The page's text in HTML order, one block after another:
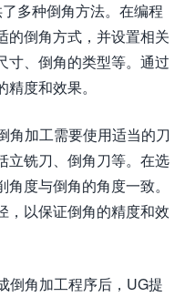
多种倒角方法。在编程
的倒角方式，并设置相关
寸、倒角的类型等。通过
度和效果。
角加工需要使用适当的刀
立铣刀、倒角刀等。在选
度与倒角的角度一致。
，以保证倒角的精度和效
倒角加工程序后，UG提